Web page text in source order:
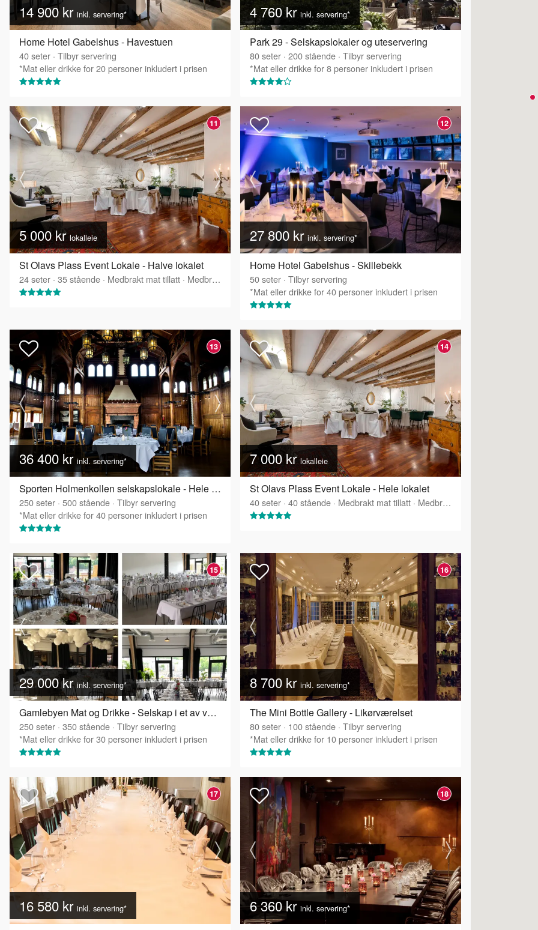
14 900 kr inkl. servering*
Home Hotel Gabelshus - Havestuen
40seter · Tilbyr servering
*Mat eller drikke for 20 personer inkludert i prisen
4 760 kr inkl. servering*
Park 29 - Selskapslokaler og uteservering
80seter · 200stående · Tilbyr servering
*Mat eller drikke for 8 personer inkludert i prisen
11
5 000 kr lokalleie
St Olavs Plass Event Lokale - Halve lokalet
24seter · 35stående · Medbrakt mat tillatt · Medbrakt drikke tillatt
12
27 800 kr inkl. servering*
Home Hotel Gabelshus - Skillebekk
50seter · Tilbyr servering
*Mat eller drikke for 40 personer inkludert i prisen
13
36 400 kr inkl. servering*
Sporten Holmenkollen selskapslokale - Hele Sporten
250seter · 500stående · Tilbyr servering
*Mat eller drikke for 40 personer inkludert i prisen
14
7 000 kr lokalleie
St Olavs Plass Event Lokale - Hele lokalet
40seter · 40stående · Medbrakt mat tillatt · Medbrakt drikke tillatt
15
29 000 krinkl. servering*
Gamlebyen Mat og Drikke - Selskap i et av våre to selskapslokaler
250seter · 350stående · Tilbyr servering
*Mat eller drikke for 30 personer inkludert i prisen
16
8 700 kr inkl. servering*
The Mini Bottle Gallery - Likørværelset
80seter · 100stående · Tilbyr servering
*Mat eller drikke for 10 personer inkludert i prisen
17
16 580 kr inkl. servering*
18
6 360 krinkl. servering*